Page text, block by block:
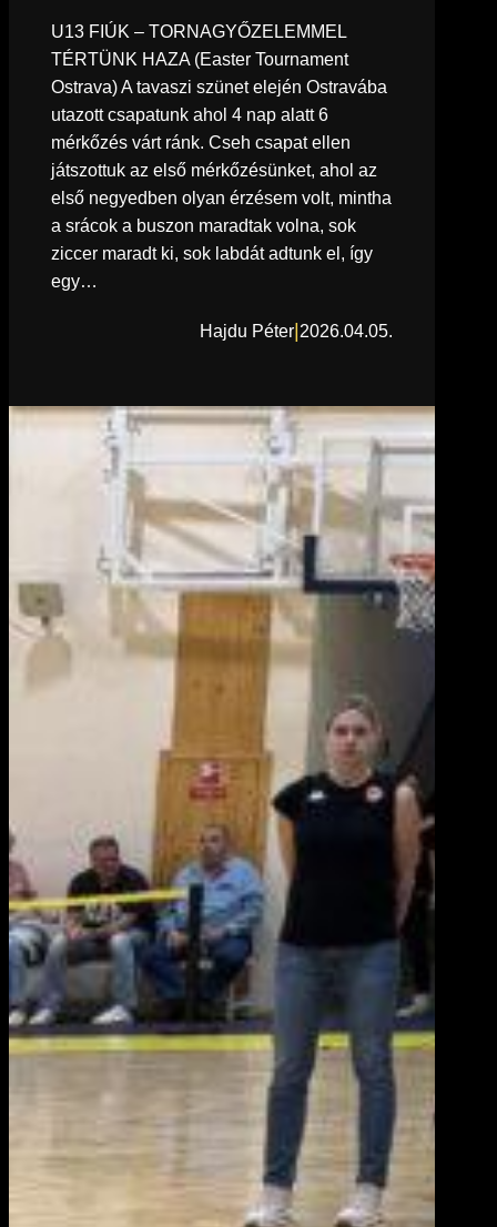
U13 FIÚK – TORNAGYŐZELEMMEL
TÉRTÜNK HAZA (Easter Tournament
Ostrava) A tavaszi szünet elején Ostravába
utazott csapatunk ahol 4 nap alatt 6
mérkőzés várt ránk. Cseh csapat ellen
játszottuk az első mérkőzésünket, ahol az
első negyedben olyan érzésem volt, mintha
a srácok a buszon maradtak volna, sok
ziccer maradt ki, sok labdát adtunk el, így
egy…
Hajdu Péter 2026.04.05.